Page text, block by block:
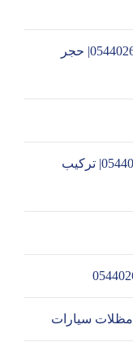
تركيب حجر صناعي في الشارقة |0544026642| حجر
تركيب جبس بورد في الشارقة |0544026642| تركيب